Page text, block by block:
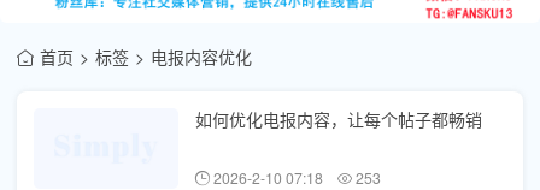
首页 标签 电报内容优化
如何优化电报内容，让每个帖子都畅销
2026-2-10 07:18 253